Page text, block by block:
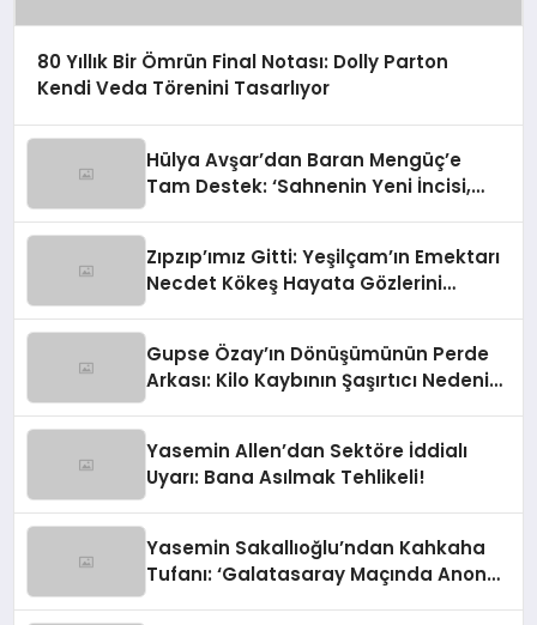
80 Yıllık Bir Ömrün Final Notası: Dolly Parton
Kendi Veda Törenini Tasarlıyor
Hülya Avşar’dan Baran Mengüç’e
Tam Destek: ‘Sahnenin Yeni İncisi,
Zıpzıp’ımız Gitti: Yeşilçam’ın Emektarı
Necdet Kökeş Hayata Gözlerini
Gupse Özay’ın Dönüşümünün Perde
Arkası: Kilo Kaybının Şaşırtıcı Nedeni
Yasemin Allen’dan Sektöre İddialı
Uyarı: Bana Asılmak Tehlikeli!
Yasemin Sakallıoğlu’ndan Kahkaha
Tufanı: ‘Galatasaray Maçında Anons